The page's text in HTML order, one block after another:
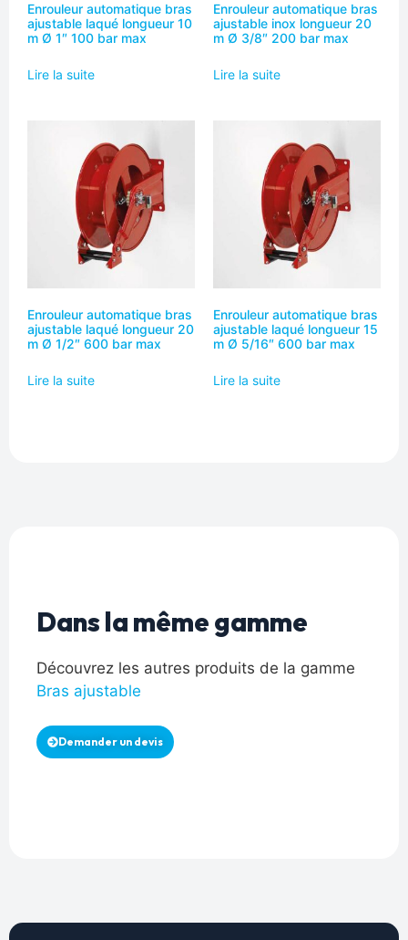
Enrouleur automatique bras
ajustable laqué longueur 10
m Ø 1″ 100 bar max
Lire la suite
Enrouleur automatique bras
ajustable inox longueur 20
m Ø 3/8″ 200 bar max
Lire la suite
Enrouleur automatique bras
ajustable laqué longueur 20
m Ø 1/2″ 600 bar max
Lire la suite
Enrouleur automatique bras
ajustable laqué longueur 15
m Ø 5/16″ 600 bar max
Lire la suite
Dans la même gamme
Découvrez les autres produits de la gamme
Bras ajustable
Demander un devis